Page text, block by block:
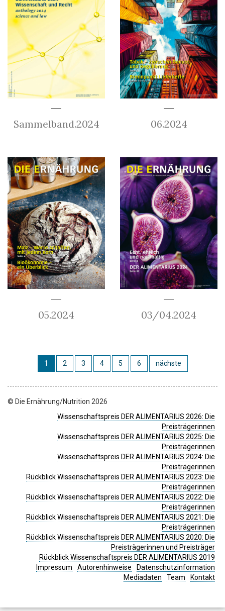
Sammelband.2024 06.2024
05.2024 03/04.2024
1 2 3 4 5 6 nächste
© Die Ernährung/Nutrition 2026
Wissenschaftspreis DER ALIMENTARIUS 2026: Die
Preisträgerinnen
Wissenschaftspreis DER ALIMENTARIUS 2025: Die
Preisträgerinnen
Wissenschaftspreis DER ALIMENTARIUS 2024: Die
Preisträgerinnen
Rückblick Wissenschaftspreis DER ALIMENTARIUS 2023: Die
Preisträgerinnen
Rückblick Wissenschaftspreis DER ALIMENTARIUS 2022: Die
Preisträgerinnen
Rückblick Wissenschaftspreis DER ALIMENTARIUS 2021: Die
Preisträgerinnen
Rückblick Wissenschaftspreis DER ALIMENTARIUS 2020: Die
Preisträgerinnen und Preisträger
Rückblick Wissenschaftspreis DER ALIMENTARIUS 2019
Impressum
Autorenhinweise
Datenschutzinformation
Mediadaten
Team Kontakt